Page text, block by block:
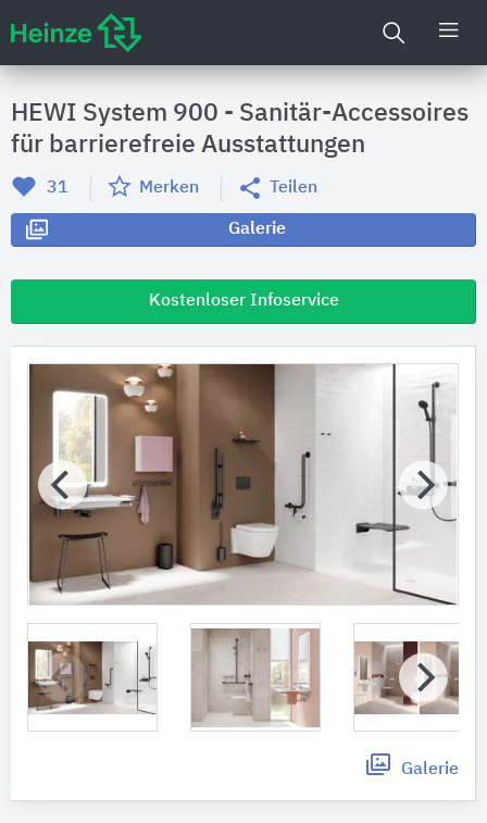
HEWI System 900 - Sanitär-Accessoires
für barrierefreie Ausstattungen
31 Merken Teilen
Galerie
Kostenloser Infoservice
Galerie